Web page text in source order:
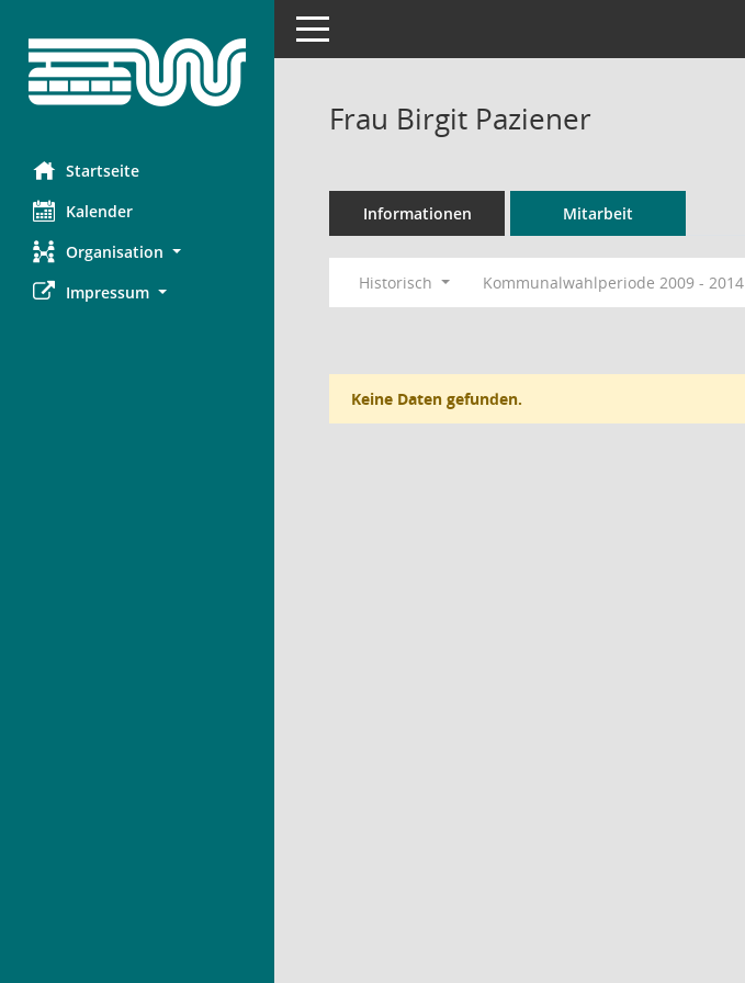
Startseite
Kalender
Organisation
Impressum
Toggle navigation
Frau Birgit Paziener
Informationen Mitarbeit
Historisch Kommunalwahlperiode 2009 - 2014
Keine Daten gefunden.